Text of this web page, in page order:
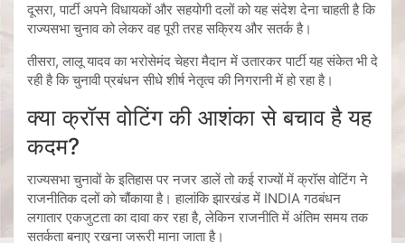
दूसरा, पार्टी अपने विधायकों और सहयोगी दलों को यह संदेश देना चाहती है कि
राज्यसभा चुनाव को लेकर वह पूरी तरह सक्रिय और सतर्क है।
तीसरा, लालू यादव का भरोसेमंद चेहरा मैदान में उतारकर पार्टी यह संकेत भी दे
रही है कि चुनावी प्रबंधन सीधे शीर्ष नेतृत्व की निगरानी में हो रहा है।
क्या क्रॉस वोटिंग की आशंका से बचाव है यह
कदम?
राज्यसभा चुनावों के इतिहास पर नजर डालें तो कई राज्यों में क्रॉस वोटिंग ने
राजनीतिक दलों को चौंकाया है। हालांकि झारखंड में INDIA गठबंधन
लगातार एकजुटता का दावा कर रहा है, लेकिन राजनीति में अंतिम समय तक
सतर्कता बनाए रखना जरूरी माना जाता है।